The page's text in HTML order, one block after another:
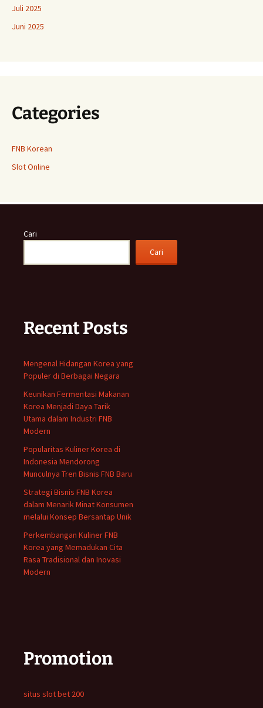
Juli 2025
Juni 2025
Categories
FNB Korean
Slot Online
Cari
Cari
Recent Posts
Mengenal Hidangan Korea yang
Populer di Berbagai Negara
Keunikan Fermentasi Makanan
Korea Menjadi Daya Tarik
Utama dalam Industri FNB
Modern
Popularitas Kuliner Korea di
Indonesia Mendorong
Munculnya Tren Bisnis FNB Baru
Strategi Bisnis FNB Korea
dalam Menarik Minat Konsumen
melalui Konsep Bersantap Unik
Perkembangan Kuliner FNB
Korea yang Memadukan Cita
Rasa Tradisional dan Inovasi
Modern
Promotion
situs slot bet 200